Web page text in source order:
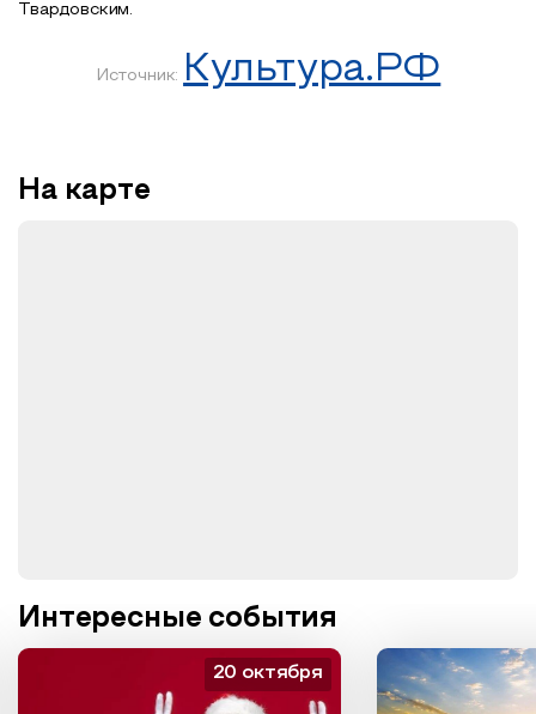
Твардовским.
Источник: Культура.РФ
На карте
Интересные события
20 октября